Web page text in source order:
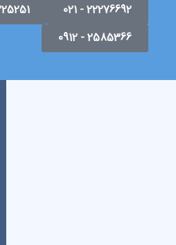
22276692 - 021
- 021
2585366 - 0912